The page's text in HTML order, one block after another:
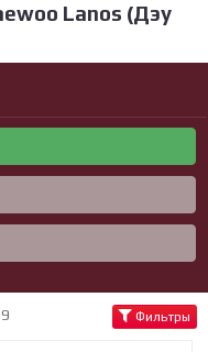
Lanos (Дэу
Фильтры